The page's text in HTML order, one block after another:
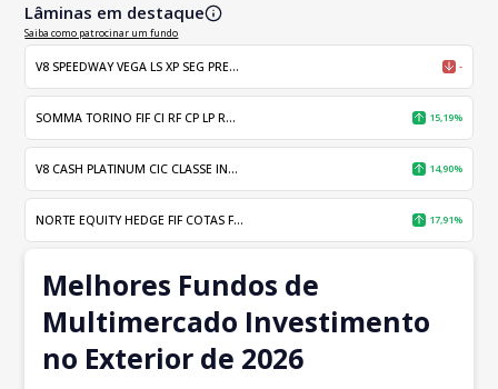
Lâminas em destaque
Saiba como patrocinar um fundo
V8 SPEEDWAY VEGA LS XP SEG PRE... -
SOMMA TORINO FIF CI RF CP LP R... 15,19%
V8 CASH PLATINUM CIC CLASSE IN... 14,90%
NORTE EQUITY HEDGE FIF COTAS F... 17,91%
Melhores Fundos de
Multimercado Investimento
no Exterior de 2026